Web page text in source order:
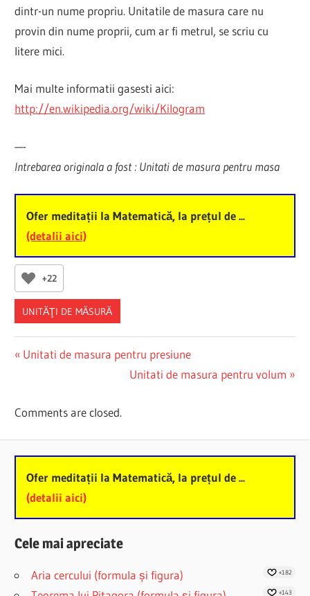
dintr-un nume propriu. Unitatile de masura care nu
provin din nume proprii, cum ar fi metrul, se scriu cu
litere mici.
Mai multe informatii gasesti aici:
http://en.wikipedia.org/wiki/Kilogram
—-
Intrebarea originala a fost : Unitati de masura pentru masa
Ofer meditații la Matematică, la prețul de ...
(detalii aici)
+22
UNITĂŢI DE MĂSURĂ
Post
Previous
Unitati de masura pentru presiune
Next
Unitati de masura pentru volum
Comments are closed.
Ofer meditații la Matematică, la prețul de ...
(detalii aici)
Cele mai apreciate
Aria cercului (formula și figura) +182
+143